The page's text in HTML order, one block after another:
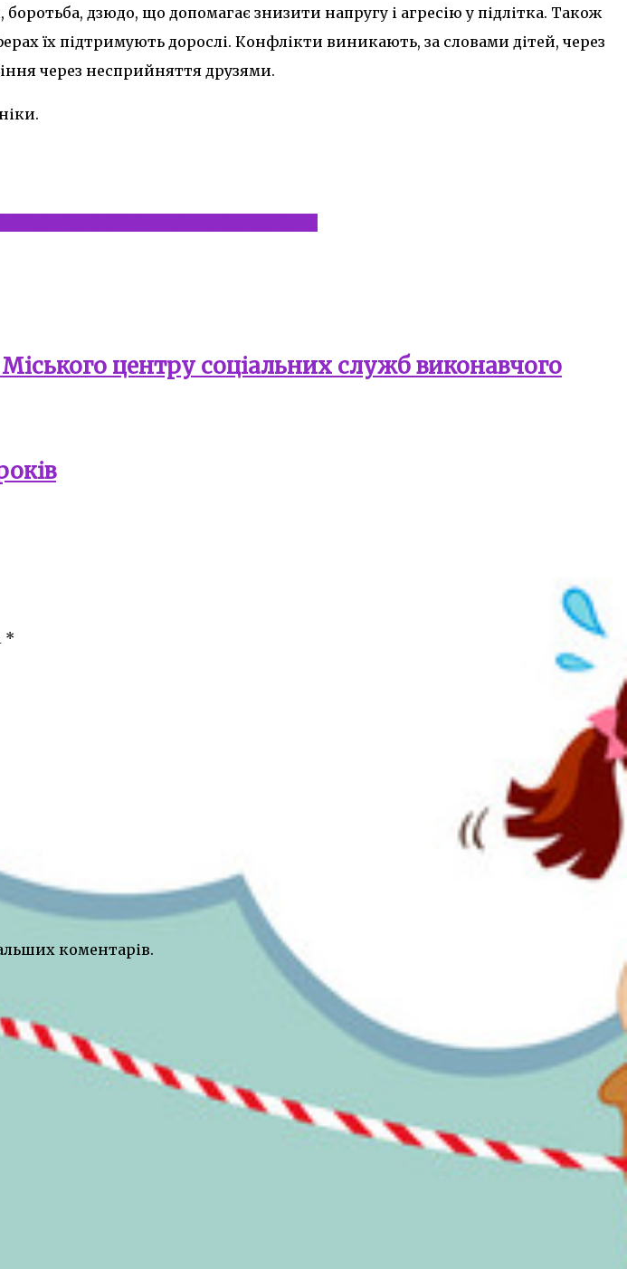
дзюдо, що допомагає знизити напругу і агресію у підлітка. Також
їх підтримують дорослі. Конфлікти виникають, за словами дітей, через
через несприйняття друзями.
центру соціальних служб виконавчого
*
коментарів.